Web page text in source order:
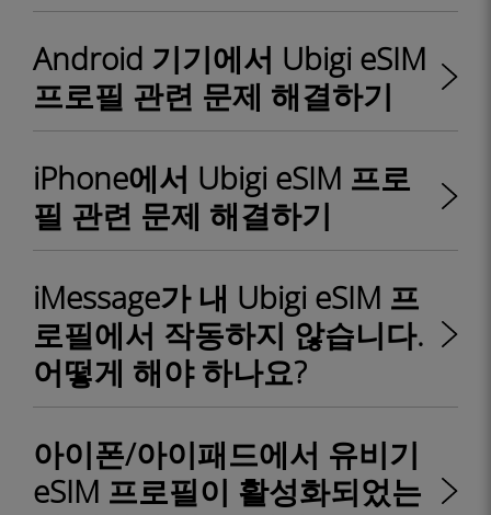
Android 기기에서 Ubigi eSIM
프로필 관련 문제 해결하기
iPhone에서 Ubigi eSIM 프로
필 관련 문제 해결하기
iMessage가 내 Ubigi eSIM 프
로필에서 작동하지 않습니다.
어떻게 해야 하나요?
아이폰/아이패드에서 유비기
eSIM 프로필이 활성화되었는